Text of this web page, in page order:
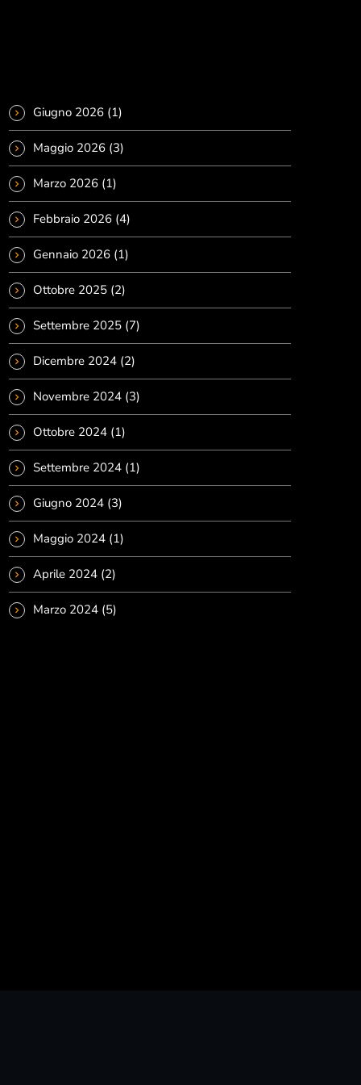
Pop
MUSICAL ROTATION
MUSICAL ROTATION
Notizie
Giugno 2026 (1)
Maggio 2026 (3)
Marzo 2026 (1)
Febbraio 2026 (4)
Gennaio 2026 (1)
Ottobre 2025 (2)
Settembre 2025 (7)
Dicembre 2024 (2)
Novembre 2024 (3)
Ottobre 2024 (1)
Settembre 2024 (1)
Giugno 2024 (3)
Maggio 2024 (1)
Aprile 2024 (2)
Marzo 2024 (5)